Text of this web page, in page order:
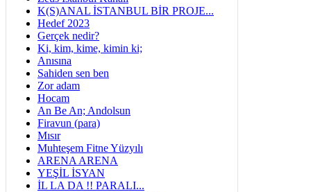
K(S)ANAL İSTANBUL BİR PROJE...
Hedef 2023
Gerçek nedir?
Ki, kim, kime, kimin ki;
Anısına
Sahiden sen ben
Zor adam
Hocam
An Be An; Andolsun
Firavun (para)
Mısır
Muhteşem Fitne Yüzyılı
ARENA ARENA
YEŞİL İSYAN
İL LA DA !! PARALI...